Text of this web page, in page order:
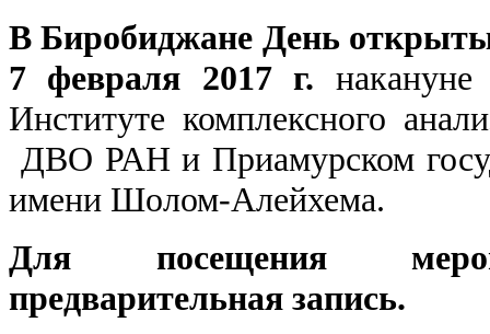
В Биробиджане День
7 февраля 2017 г.
Институте комплексного
ДВО РАН и Приамурском
имени Шолом-Алейхема.
Для посещения
предварительная запись.